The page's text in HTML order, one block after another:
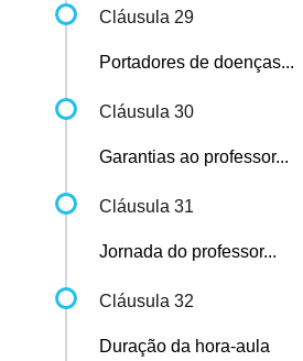
Cláusula 29
Portadores de doenças...
Cláusula 30
Garantias ao professor...
Cláusula 31
Jornada do professor...
Cláusula 32
Duração da hora-aula